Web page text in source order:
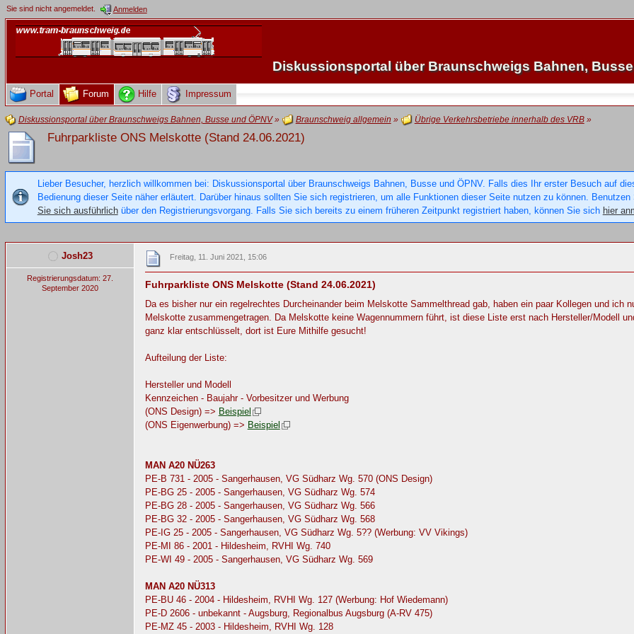
Sie sind nicht angemeldet. Anmelden
Diskussionsportal über Braunschweigs Bahnen,
Portal Forum Hilfe Impressum
Diskussionsportal über Braunschweigs Bahnen, Busse und ÖPNV» Braunschweig allgemein » Übrige Verkehrsbetriebe innerhalb des VRB»
Fuhrparkliste ONS Melskotte (Stand 24.06.2021)
Lieber Besucher, herzlich willkommen bei: Diskussionsportal über Braunschweigs Bahnen, Busse und ÖPNV. Falls dies Ihr erster Besuch auf
Bedienung dieser Seite näher erläutert. Darüber hinaus sollten Sie sich registrieren, um alle Funktionen dieser Seite nutzen zu können. Benutzen
Sie sich ausführlichüber den Registrierungsvorgang. Falls Sie sich bereits zu einem früheren Zeitpunkt registriert haben, können Sie sich hier
Josh23
Registrierungsdatum: 27.
September 2020
Freitag, 11. Juni 2021, 15:06
Fuhrparkliste ONS Melskotte (Stand 24.06.2021)
Da es bisher nur ein regelrechtes Durcheinander beim Melskotte Sammelthread gab, haben ein paar Kollegen und
Melskotte zusammengetragen. Da Melskotte keine Wagennummern führt, ist diese Liste erst nach Hersteller/Modell
ganz klar entschlüsselt, dort ist Eure Mithilfe gesucht!
Aufteilung der Liste:
Hersteller und Modell
Kennzeichen - Baujahr - Vorbesitzer und Werbung
(ONS Design) => Beispiel
(ONS Eigenwerbung) => Beispiel
MAN A20 NÜ263
PE-B 731 - 2005 - Sangerhausen, VG Südharz Wg. 570 (ONS Design)
PE-BG 25 - 2005 - Sangerhausen, VG Südharz Wg. 574
PE-BG 28 - 2005 - Sangerhausen, VG Südharz Wg. 566
PE-BG 32 - 2005 - Sangerhausen, VG Südharz Wg. 568
PE-IG 25 - 2005 - Sangerhausen, VG Südharz Wg. 5?? (Werbung: VV Vikings)
PE-MI 86 - 2001 - Hildesheim, RVHI Wg. 740
PE-WI 49 - 2005 - Sangerhausen, VG Südharz Wg. 569
MAN A20 NÜ313
PE-BU 46 - 2004 - Hildesheim, RVHI Wg. 127 (Werbung: Hof Wiedemann)
PE-D 2606 - unbekannt - Augsburg, Regionalbus Augsburg (A-RV 475)
PE-MZ 45 - 2003 - Hildesheim, RVHI Wg. 128